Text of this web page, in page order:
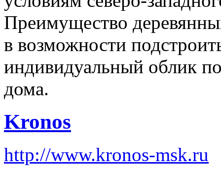
Преимущество
в возможности
индивидуальный облик
дома.
Kronos
http://www.kronos-msk.ru